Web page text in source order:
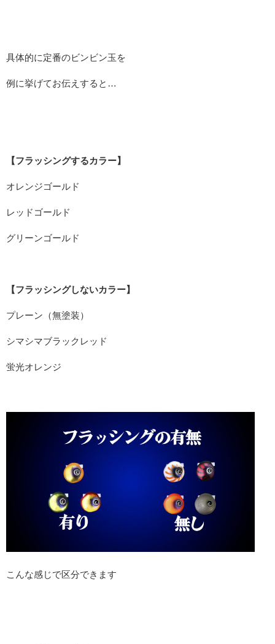
具体的に定番のビンビン玉を
例に挙げてお伝えすると…
【フラッシングするカラー】
オレンジゴールド
レッドゴールド
グリーンゴールド
【フラッシングしないカラー】
プレーン（無塗装）
シマシマブラックレッド
蛍光オレンジ
こんな感じで区分できます